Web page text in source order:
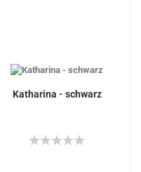
Katharina - schwarz